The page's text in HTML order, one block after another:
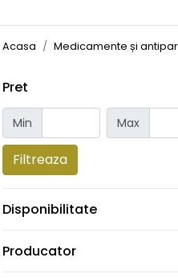
Acasa Medicamente și
Pret
Min Max
Filtreaza
Disponibilitate
Producator